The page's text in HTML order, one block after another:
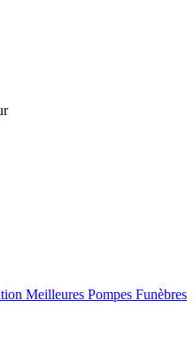
Meilleures Pompes Funèbres